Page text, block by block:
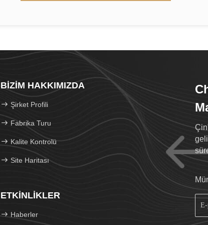
BIZIM HAKKIMIZDA
Şirket Profili
Fabrika Turu
Kalite Kontrolü
Site Haritası
ETKINLIKLER
Haberler